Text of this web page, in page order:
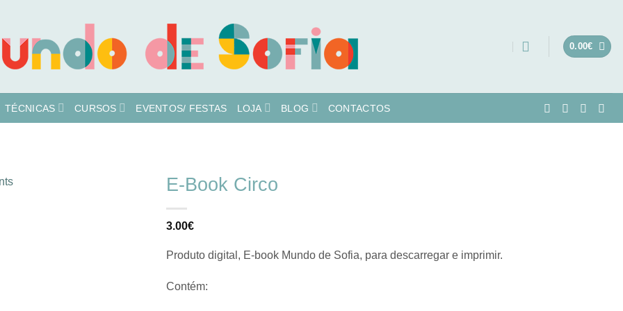
0.00€
TÉCNICAS CURSOS EVENTOS/ FESTAS LOJA BLOG CONTACTOS
E-Book Circo
3.00€
Produto digital, E-book Mundo de Sofia, para descarregar e imprimir.
Contém: